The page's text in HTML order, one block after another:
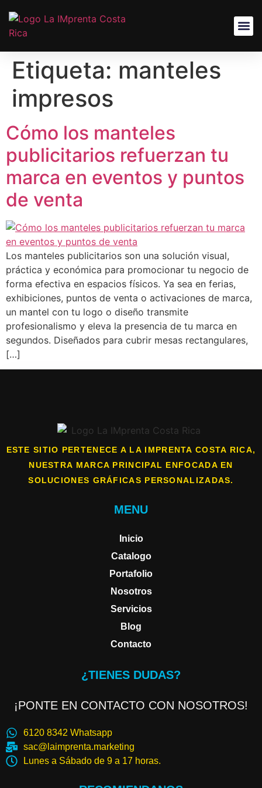
Etiqueta: manteles
impresos
Cómo los manteles
publicitarios refuerzan tu
marca en eventos y puntos
de venta
Los manteles publicitarios son una solución visual,
práctica y económica para promocionar tu negocio de
forma efectiva en espacios físicos. Ya sea en ferias,
exhibiciones, puntos de venta o activaciones de marca,
un mantel con tu logo o diseño transmite
profesionalismo y eleva la presencia de tu marca en
segundos. Diseñados para cubrir mesas rectangulares,
[…]
ESTE SITIO PERTENECE A LA IMPRENTA COSTA RICA,
NUESTRA MARCA PRINCIPAL ENFOCADA EN
SOLUCIONES GRÁFICAS PERSONALIZADAS.
MENU
Inicio
Catalogo
Portafolio
Nosotros
Servicios
Blog
Contacto
¿TIENES DUDAS?
¡PONTE EN CONTACTO CON NOSOTROS!
6120 8342 Whatsapp
sac@laimprenta.marketing
Lunes a Sábado de 9 a 17 horas.